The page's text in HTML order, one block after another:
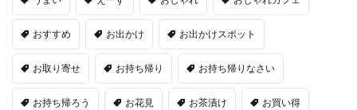
おすすめ お出かけ お出かけスポット
お取り寄せ お持ち帰り お持ち帰りなさい
お持ち帰ろう お花見 お茶漬け お買い得